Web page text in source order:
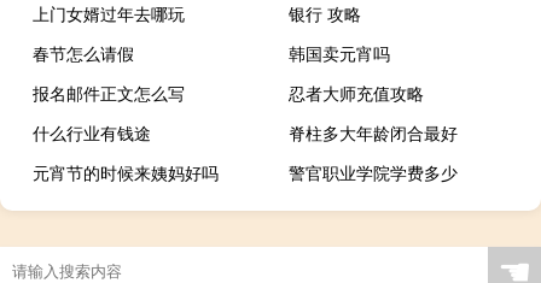
上门女婿过年去哪玩
银行 攻略
春节怎么请假
韩国卖元宵吗
报名邮件正文怎么写
忍者大师充值攻略
什么行业有钱途
脊柱多大年龄闭合最好
元宵节的时候来姨妈好吗
警官职业学院学费多少
☚